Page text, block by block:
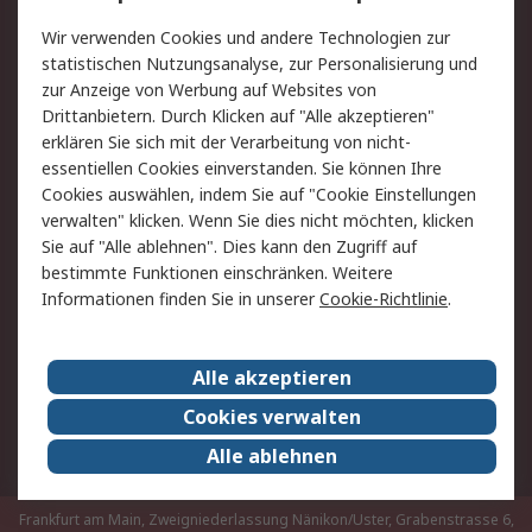
Rücksendungen
Kontakt
Hilfe
Rechtliches
AGB
Datenschutz
Cookie-Richtlinie
Zahlungsbedingungen
Copyright/Impressum
Über RS
Karriere bei RS
Nachhaltigkeit
Qualität/Umwelt/ZertifikatePresse-Center
Event-Center
Frankfurt am Main, Zweigniederlassung Nänikon/Uster, Grabenstrasse 6,
Wir verwenden Cookies und andere Technologien zur
statistischen Nutzungsanalyse, zur Personalisierung und
zur Anzeige von Werbung auf Websites von
Drittanbietern. Durch Klicken auf "Alle akzeptieren"
erklären Sie sich mit der Verarbeitung von nicht-
essentiellen Cookies einverstanden. Sie können Ihre
Cookies auswählen, indem Sie auf "Cookie Einstellungen
verwalten" klicken. Wenn Sie dies nicht möchten, klicken
Sie auf "Alle ablehnen". Dies kann den Zugriff auf
bestimmte Funktionen einschränken. Weitere
Informationen finden Sie in unsererCookie-Richtlinie.
Alle akzeptieren
Cookies verwalten
Alle ablehnen